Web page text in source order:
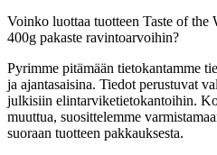
Voinko luottaa tuotteen Taste of the
400g pakaste ravintoarvoihin?
Pyrimme pitämään tietokantamme
ja ajantasaisina. Tiedot perustuvat
julkisiin elintarviketietokantoihin.
muuttua, suosittelemme
suoraan tuotteen pakkauksesta.